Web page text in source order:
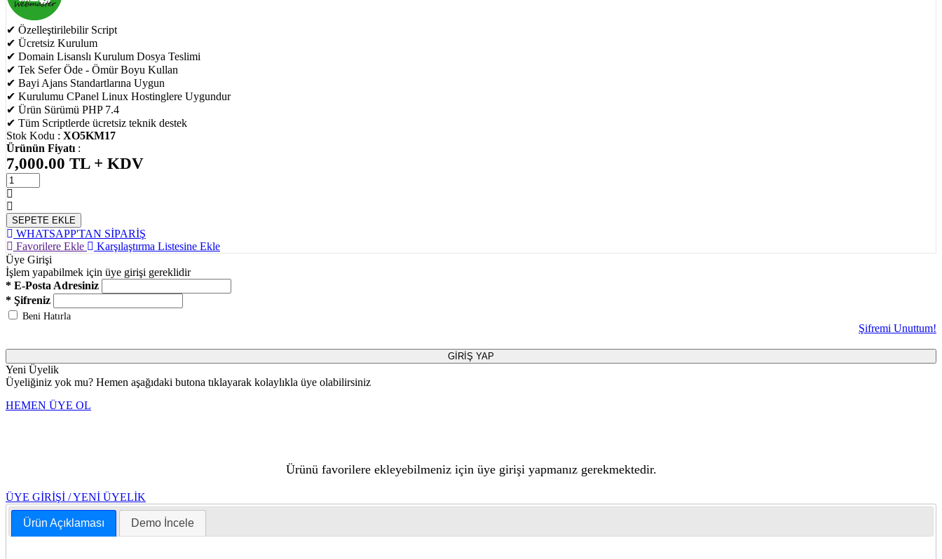
✔ Özelleştirilebilir Script
✔ Ücretsiz Kurulum
✔ Domain Lisanslı Kurulum Dosya Teslimi
✔ Tek Sefer Öde - Ömür Boyu Kullan
✔ Bayi Ajans Standartlarına Uygun
✔ Kurulumu CPanel Linux Hostinglere Uygundur
✔ Ürün Sürümü PHP 7.4
✔ Tüm Scriptlerde ücretsiz teknik destek
Stok Kodu : XO5KM17
Ürünün Fiyatı :
7,000.00 TL + KDV
SEPETE EKLE
WHATSAPP'TAN SİPARİŞ
Favorilere Ekle
Karşılaştırma Listesine Ekle
Üye Girişi
İşlem yapabilmek için üye girişi gereklidir
* E-Posta Adresiniz
* Şifreniz
Beni Hatırla
Şifremi Unuttum!
GİRİŞ YAP
Yeni Üyelik
Üyeliğiniz yok mu? Hemen aşağıdaki butona tıklayarak kolaylıkla üye olabilirsiniz
HEMEN ÜYE OL
Ürünü favorilere ekleyebilmeniz için üye girişi yapmanız gerekmektedir.
ÜYE GİRİŞİ / YENİ ÜYELİK
Ürün Açıklaması Demo İncele